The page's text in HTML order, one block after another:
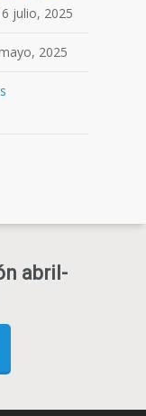
julio, 2025
2025
abril-